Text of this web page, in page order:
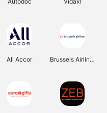
All Accor Brussels Airlines